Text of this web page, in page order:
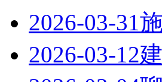
2026-03-31
2026-03-12